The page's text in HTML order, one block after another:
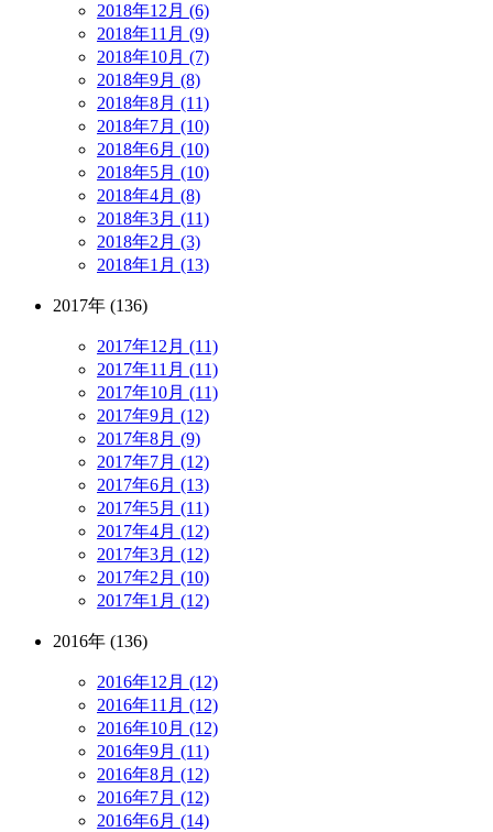
2018年12月 (6)
2018年11月 (9)
2018年10月 (7)
2018年9月 (8)
2018年8月 (11)
2018年7月 (10)
2018年6月 (10)
2018年5月 (10)
2018年4月 (8)
2018年3月 (11)
2018年2月 (3)
2018年1月 (13)
2017年 (136)
2017年12月 (11)
2017年11月 (11)
2017年10月 (11)
2017年9月 (12)
2017年8月 (9)
2017年7月 (12)
2017年6月 (13)
2017年5月 (11)
2017年4月 (12)
2017年3月 (12)
2017年2月 (10)
2017年1月 (12)
2016年 (136)
2016年12月 (12)
2016年11月 (12)
2016年10月 (12)
2016年9月 (11)
2016年8月 (12)
2016年7月 (12)
2016年6月 (14)